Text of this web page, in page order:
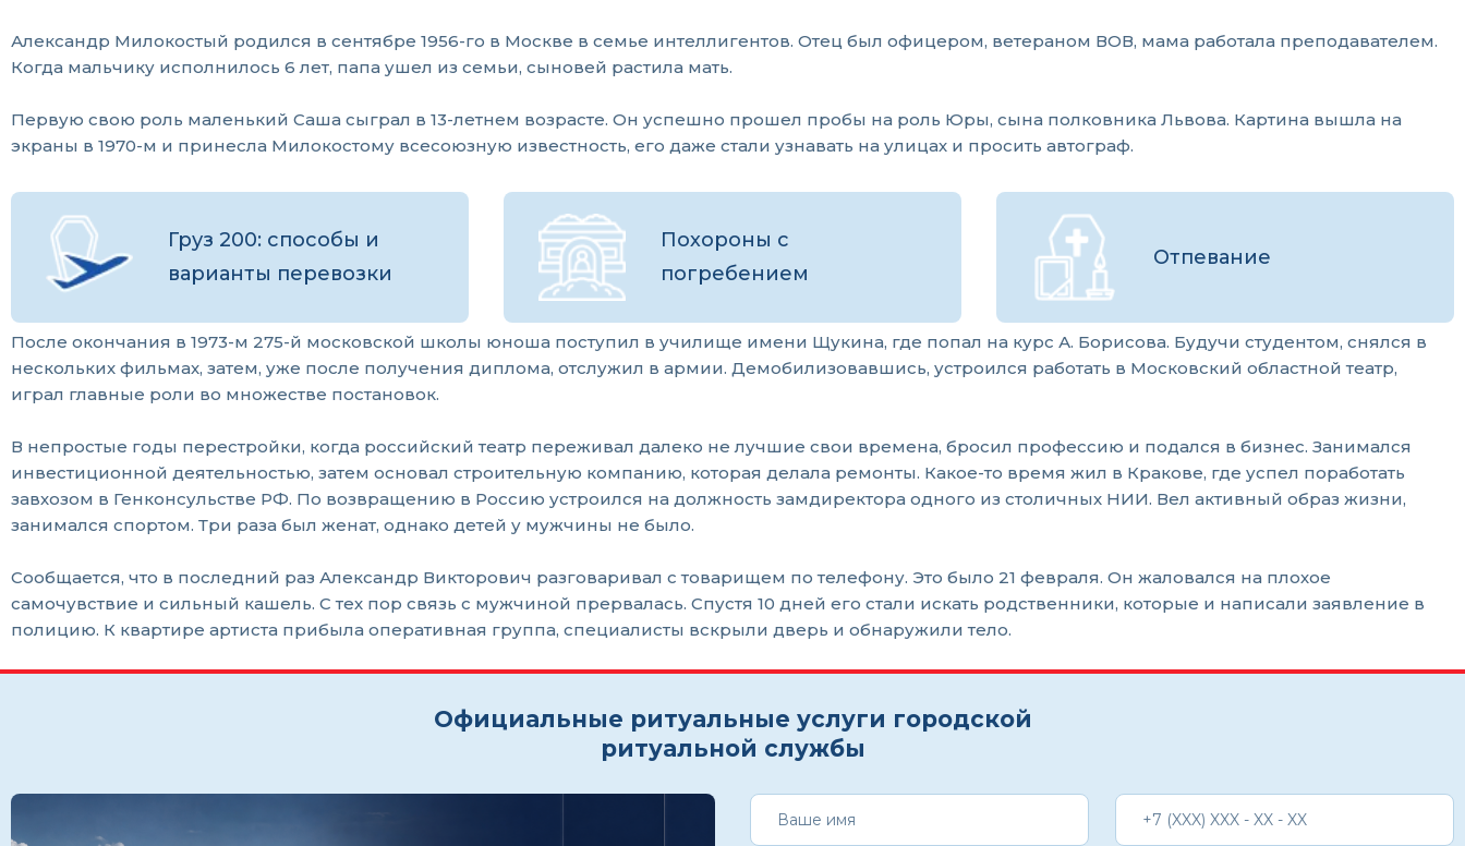
Александр Милокостый родился в сентябре 1956-го в Москве в семье интеллигентов. Отец был офицером, ветераном ВОВ, мама работала преподавателем.
Когда мальчику исполнилось 6 лет, папа ушел из семьи, сыновей растила мать.
Первую свою роль маленький Саша сыграл в 13-летнем возрасте. Он успешно прошел пробы на роль Юры, сына полковника Львова. Картина вышла на
экраны в 1970-м и принесла Милокостому всесоюзную известность, его даже стали узнавать на улицах и просить автограф.
Груз 200: способы и
варианты перевозки
Похороны с
погребением
Отпевание
После окончания в 1973-м 275-й московской школы юноша поступил в училище имени Щукина, где попал на курс А. Борисова. Будучи студентом, снялся в
нескольких фильмах, затем, уже после получения диплома, отслужил в армии. Демобилизовавшись, устроился работать в Московский областной театр,
играл главные роли во множестве постановок.
В непростые годы перестройки, когда российский театр переживал далеко не лучшие свои времена, бросил профессию и подался в бизнес. Занимался
инвестиционной деятельностью, затем основал строительную компанию, которая делала ремонты. Какое-то время жил в Кракове, где успел поработать
завхозом в Генконсульстве РФ. По возвращению в Россию устроился на должность замдиректора одного из столичных НИИ. Вел активный образ жизни,
занимался спортом. Три раза был женат, однако детей у мужчины не было.
Сообщается, что в последний раз Александр Викторович разговаривал с товарищем по телефону. Это было 21 февраля. Он жаловался на плохое
самочувствие и сильный кашель. С тех пор связь с мужчиной прервалась. Спустя 10 дней его стали искать родственники, которые и написали заявление в
полицию. К квартире артиста прибыла оперативная группа, специалисты вскрыли дверь и обнаружили тело.
Официальные ритуальные услуги городской
ритуальной службы